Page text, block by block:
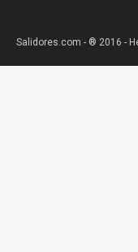
Salidores.com - ® 2016 -